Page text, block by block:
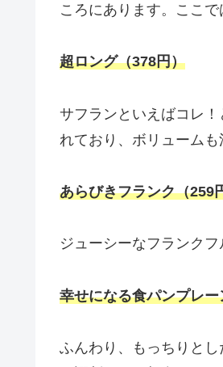
ころにあります。ここ
超ロング（378円）
サフランといえばコレ
れており、ボリュームも
あらびきフランク（259
ジューシーなフランク
幸せになる食パンプレ
ふんわり、もっちりと